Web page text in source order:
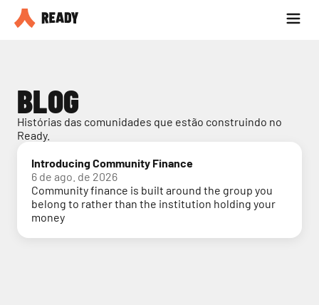
Seja parceiro
BLOG
Histórias das comunidades que estão construindo no
Ready.
Introducing Community Finance
6 de ago. de 2026
Community finance is built around the group you
belong to rather than the institution holding your
money